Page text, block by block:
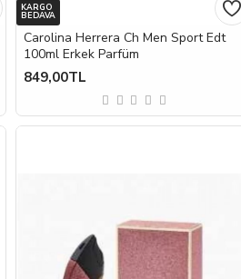
KARGO
BEDAVA
Carolina Herrera Ch Men Sport Edt
100ml Erkek Parfüm
849,00TL